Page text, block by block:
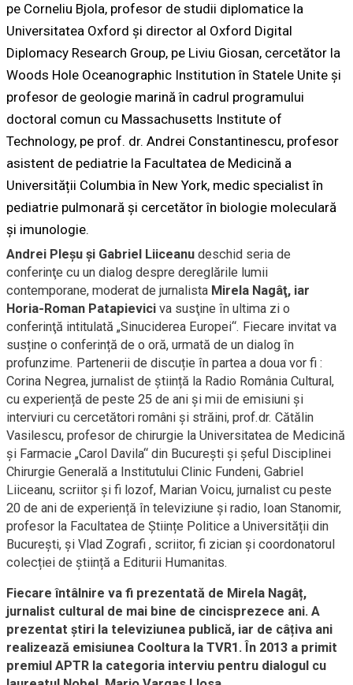
pe Corneliu Bjola, profesor de studii diplomatice la
Universitatea Oxford și director al Oxford Digital
Diplomacy Research Group, pe Liviu Giosan, cercetător la
Woods Hole Oceanographic Institution în Statele Unite și
profesor de geologie marină în cadrul programului
doctoral comun cu Massachusetts Institute of
Technology, pe prof. dr. Andrei Constantinescu, profesor
asistent de pediatrie la Facultatea de Medicină a
Universității Columbia în New York, medic specialist în
pediatrie pulmonară și cercetător în biologie moleculară
și imunologie.
Andrei Pleşu şi Gabriel Liiceanu deschid seria de
conferinţe cu un dialog despre dereglările lumii
contemporane, moderat de jurnalista Mirela Nagâţ, iar
Horia-Roman Patapievici va susţine în ultima zi o
conferinţă intitulată „Sinuciderea Europei“. Fiecare invitat va
susține o conferință de o oră, urmată de un dialog în
profunzime. Partenerii de discuție în partea a doua vor fi :
Corina Negrea, jurnalist de știință la Radio România Cultural,
cu experiență de peste 25 de ani și mii de emisiuni și
interviuri cu cercetători români și străini, prof.dr. Cătălin
Vasilescu, profesor de chirurgie la Universitatea de Medicină
și Farmacie „Carol Davila“ din București și șeful Disciplinei
Chirurgie Generală a Institutului Clinic Fundeni, Gabriel
Liiceanu, scriitor și fi lozof, Marian Voicu, jurnalist cu peste
20 de ani de experiență în televiziune și radio, Ioan Stanomir,
profesor la Facultatea de Științe Politice a Universității din
București, și Vlad Zografi , scriitor, fi zician și coordonatorul
colecției de știință a Editurii Humanitas.
Fiecare întâlnire va fi prezentată de Mirela Nagâț,
jurnalist cultural de mai bine de cincisprezece ani. A
prezentat știri la televiziunea publică, iar de câțiva ani
realizează emisiunea Cooltura la TVR1. În 2013 a primit
premiul APTR la categoria interviu pentru dialogul cu